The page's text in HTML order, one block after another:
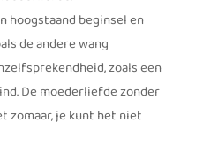
hoogstaand beginsel en
de andere wang
zoals een
De moederliefde zonder
zomaar, je kunt het niet